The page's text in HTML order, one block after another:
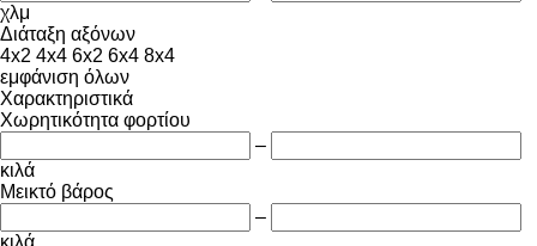
χλμ
Διάταξη αξόνων
4x2 4x4 6x2 6x4 8x4
εμφάνιση όλων
Χαρακτηριστικά
Χωρητικότητα φορτίου
–
κιλά
Μεικτό βάρος
–
κιλά